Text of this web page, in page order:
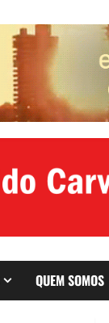
QUEM SOMOS